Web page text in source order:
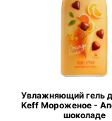
Увлажняющий гель
Keff Мороженое -
шоколаде